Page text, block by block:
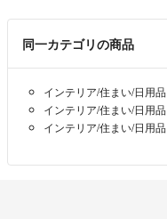
同一カテゴリの商品
インテリア/住まい/日用品
インテリア/住まい/日用品
インテリア/住まい/日用品